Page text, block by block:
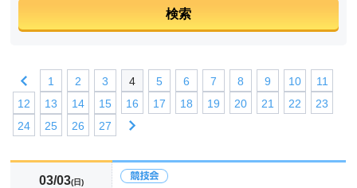
1 2 3 4 5 6 7 8 9 10
11
12
13 14 15 16 17 18 19 20 21 22
23
24
25 26 27
03/03(日)